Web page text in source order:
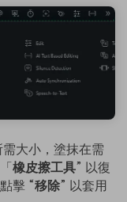
需大小，塗抹在需
橡皮擦工具” 以復
擊 “移除” 以套用